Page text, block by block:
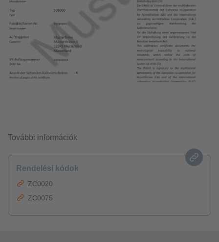
További információk
Rendelési kódok
ZC0020
ZC0075